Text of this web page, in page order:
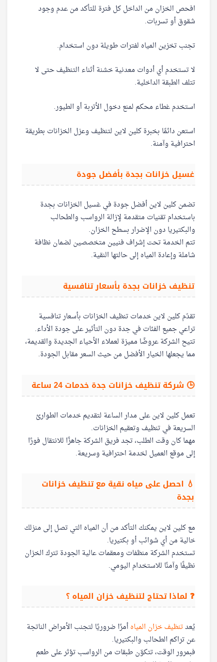
افحص الخزان من الداخل كل فترة للتأكد من عدم وجود
شقوق أو تسربات.
تجنب تخزين المياه لفترات طويلة دون استخدام.
لا تستخدم أي أدوات معدنية خشنة أثناء التنظيف حتى لا
تتلف الطبقة الداخلية.
استخدم غطاء محكم لمنع دخول الأتربة أو الطيور.
استعن دائمًا بخبرة كلين لاين لتنظيف وعزل الخزانات بطريقة
احترافية وآمنة.
غسيل خزانات بجدة بأفضل جودة
تضمن كلين لاين أفضل جودة في غسيل الخزانات بجدة
باستخدام تقنيات متقدمة لإزالة الرواسب والطحالب
والبكتيريا دون الإضرار بسطح الخزان.
تتم الخدمة تحت إشراف فنيين متخصصين لضمان نظافة
شاملة وإعادة المياه إلى حالتها النقية.
تنظيف خزانات بجدة بأسعار تنافسية
تقدّم كلين لاين خدمات تنظيف الخزانات بأسعار تنافسية
تراعي جميع الفئات في جدة دون التأثير على جودة الأداء.
تتيح الشركة عروضًا مميزة لعملاء الأحياء الجديدة والقديمة،
مما يجعلها الخيار الأفضل من حيث السعر مقابل الجودة.
🕒 شركة تنظيف خزانات جدة خدمات 24 ساعة
تعمل كلين لاين على مدار الساعة لتقديم خدمات الطوارئ
السريعة في تنظيف وتعقيم الخزانات.
مهما كان وقت الطلب، تجد فريق الشركة جاهزًا للانتقال فورًا
إلى موقع العميل لخدمة احترافية وسريعة.
💧 احصل على مياه نقية مع تنظيف خزانات
بجدة
مع كلين لاين يمكنك التأكد من أن المياه التي تصل إلى منزلك
خالية من أي شوائب أو بكتيريا.
تستخدم الشركة منظفات ومعقمات عالية الجودة تترك الخزان
نظيفًا وآمنًا للاستخدام اليومي.
❓ لماذا تحتاج لتنظيف خزان المياه ؟
يُعدتنظيف خزان المياهأمرًا ضروريًا لتجنب الأمراض الناتجة
عن تراكم الطحالب والبكتيريا.
فبمرور الوقت، تتكوّن طبقات من الرواسب تؤثر على طعم